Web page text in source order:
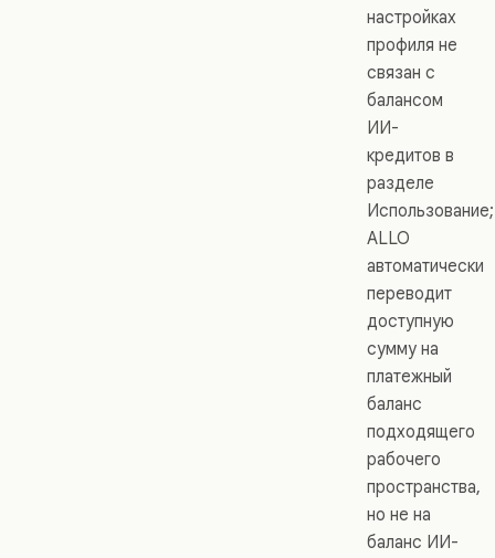
настройках
профиля не
связан с
балансом
ИИ-
кредитов в
разделе
Использование;
ALLO
автоматически
переводит
доступную
сумму на
платежный
баланс
подходящего
рабочего
пространства,
но не на
баланс ИИ-